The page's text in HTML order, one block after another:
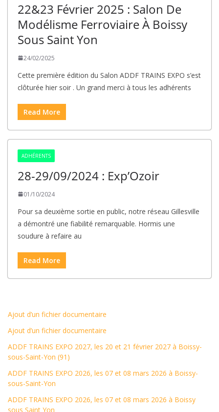
22&23 Février 2025 : Salon De
Modélisme Ferroviaire À Boissy
Sous Saint Yon
24/02/2025
Cette première édition du Salon ADDF TRAINS EXPO s’est
clôturée hier soir . Un grand merci à tous les adhérents
Read More
ADHÉRENTS
28-29/09/2024 : Exp’Ozoir
01/10/2024
Pour sa deuxième sortie en public, notre réseau Gillesville
a démontré une fiabilité remarquable. Hormis une
soudure à refaire au
Read More
Ajout d’un fichier documentaire
Ajout d’un fichier documentaire
ADDF TRAINS EXPO 2027, les 20 et 21 février 2027 à Boissy-
sous-Saint-Yon (91)
ADDF TRAINS EXPO 2026, les 07 et 08 mars 2026 à Boissy-
sous-Saint-Yon
ADDF TRAINS EXPO 2026, les 07 et 08 mars 2026 à Boissy
sous Saint Yon